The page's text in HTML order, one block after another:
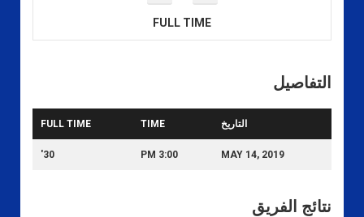
FULL TIME
التفاصيل
التاريخ TIME
FULL TIME
MAY 14, 2019
3:00 PM
30'
نتائج الفريق